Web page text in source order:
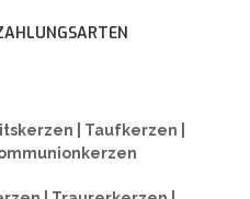
| Taufkerzen |